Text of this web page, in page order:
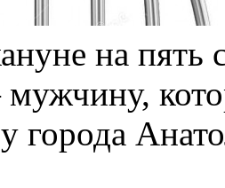
на пять
города